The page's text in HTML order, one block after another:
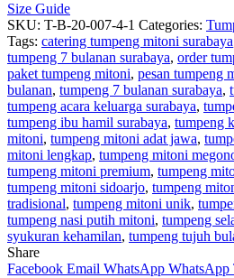
Size Guide
SKU: T-B-20-007-4-1 Categories:
Tags: catering tumpeng mitoni surabaya
tumpeng 7 bulanan surabaya, order
paket tumpeng mitoni, pesan tumpeng
bulanan, tumpeng 7 bulanan surabaya,
tumpeng acara keluarga surabaya,
tumpeng ibu hamil surabaya, tumpeng
mitoni, tumpeng mitoni adat jawa,
mitoni lengkap, tumpeng mitoni
tumpeng mitoni premium, tumpeng
tumpeng mitoni sidoarjo, tumpeng
tradisional, tumpeng mitoni unik,
tumpeng nasi putih mitoni, tumpeng
syukuran kehamilan, tumpeng tujuh
Share
Facebook Email WhatsApp WhatsApp